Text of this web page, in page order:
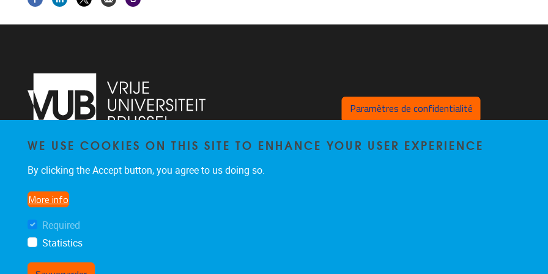
02/4775514
stimulusresearchgroup@gmail.com
Paramètres de confidentialité
WE USE COOKIES ON THIS SITE TO ENHANCE YOUR USER EXPERIENCE
By clicking the Accept button, you agree to us doing so.
More info
Required
Statistics